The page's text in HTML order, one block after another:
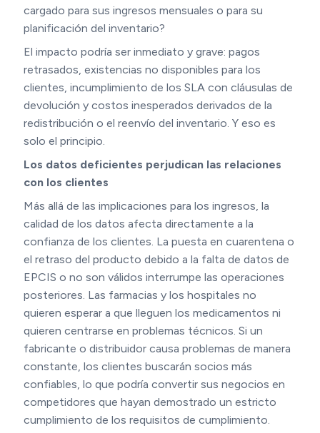
cargado para sus ingresos mensuales o para su
planificación del inventario?
El impacto podría ser inmediato y grave: pagos
retrasados, existencias no disponibles para los
clientes, incumplimiento de los SLA con cláusulas de
devolución y costos inesperados derivados de la
redistribución o el reenvío del inventario. Y eso es
solo el principio.
Los datos deficientes perjudican las relaciones
con los clientes
Más allá de las implicaciones para los ingresos, la
calidad de los datos afecta directamente a la
confianza de los clientes. La puesta en cuarentena o
el retraso del producto debido a la falta de datos de
EPCIS o no son válidos interrumpe las operaciones
posteriores. Las farmacias y los hospitales no
quieren esperar a que lleguen los medicamentos ni
quieren centrarse en problemas técnicos. Si un
fabricante o distribuidor causa problemas de manera
constante, los clientes buscarán socios más
confiables, lo que podría convertir sus negocios en
competidores que hayan demostrado un estricto
cumplimiento de los requisitos de cumplimiento.